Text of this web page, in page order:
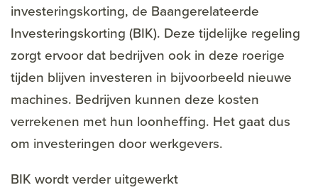
investeringskorting, de Baangerelateerde
Investeringskorting (BIK). Deze tijdelijke regeling
zorgt ervoor dat bedrijven ook in deze roerige
tijden blijven investeren in bijvoorbeeld nieuwe
machines. Bedrijven kunnen deze kosten
verrekenen met hun loonheffing. Het gaat dus
om investeringen door werkgevers.
BIK wordt verder uitgewerkt